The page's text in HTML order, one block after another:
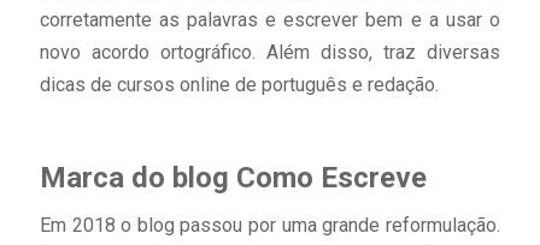
corretamente as palavras e escrever bem e a usar o
novo acordo ortográfico. Além disso, traz diversas
dicas de cursos online de português e redação.
Marca do blog Como Escreve
Em 2018 o blog passou por uma grande reformulação.